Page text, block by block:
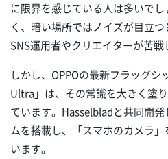
に限界を感じている人は多いで
く、暗い場所ではノイズが目立
SNS運用者やクリエイターが苦戦
しかし、OPPOの最新フラッグシ
Ultra」は、その常識を大きく塗
ています。Hasselbladと共同開
ムを搭載し、「スマホのカメラ
います。